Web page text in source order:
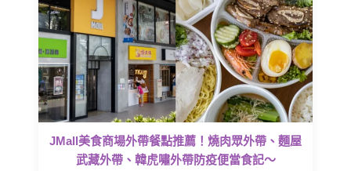
JMall美食商場外帶餐點推薦！燒肉眾外帶、麵屋
武藏外帶、韓虎嘯外帶防疫便當食記～